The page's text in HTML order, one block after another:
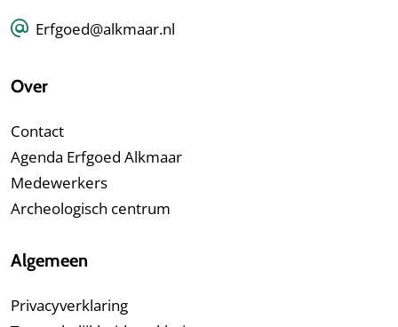
Erfgoed@alkmaar.nl
Over
Contact
Agenda Erfgoed Alkmaar
Medewerkers
Archeologisch centrum
Algemeen
Privacyverklaring